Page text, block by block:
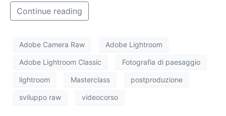
Continue reading
Adobe Camera Raw Adobe Lightroom
Adobe Lightroom Classic Fotografia di paesaggio
lightroom Masterclass postproduzione
sviluppo raw videocorso